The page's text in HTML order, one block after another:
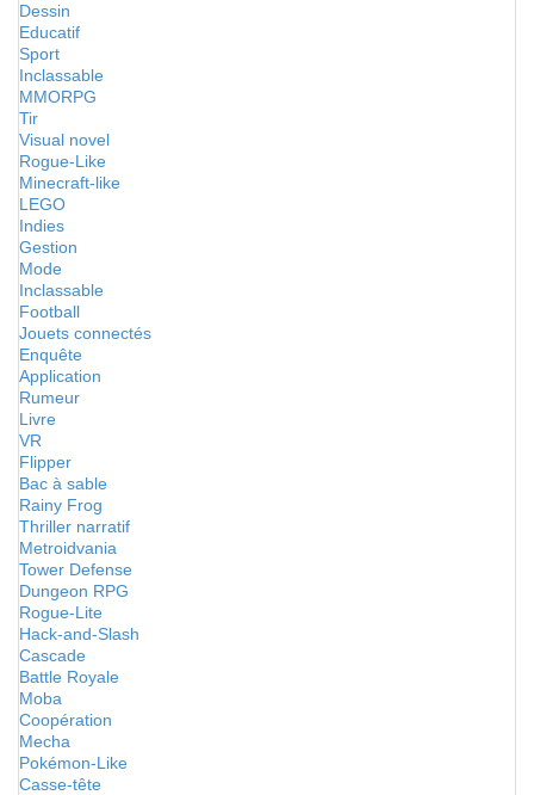
Dessin
Educatif
Sport
Inclassable
MMORPG
Tir
Visual novel
Rogue-Like
Minecraft-like
LEGO
Indies
Gestion
Mode
Inclassable
Football
Jouets connectés
Enquête
Application
Rumeur
Livre
VR
Flipper
Bac à sable
Rainy Frog
Thriller narratif
Metroidvania
Tower Defense
Dungeon RPG
Rogue-Lite
Hack-and-Slash
Cascade
Battle Royale
Moba
Coopération
Mecha
Pokémon-Like
Casse-tête